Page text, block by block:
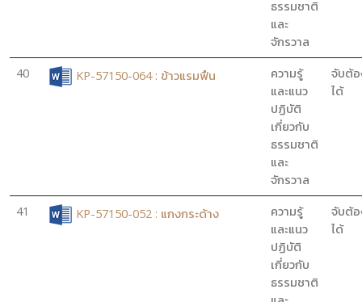
ธรรมชาติ
และ
จักรวาล
40 KP-57150-064 : ข้าวแรมฟืน
ความรู้
และแนว
ปฏิบัติ
เกี่ยวกับ
ธรรมชาติ
และ
จักรวาล
จับต้
ได้
41 KP-57150-052 : แกงกระด้าง
ความรู้
และแนว
ปฏิบัติ
เกี่ยวกับ
ธรรมชาติ
จับต้
ได้